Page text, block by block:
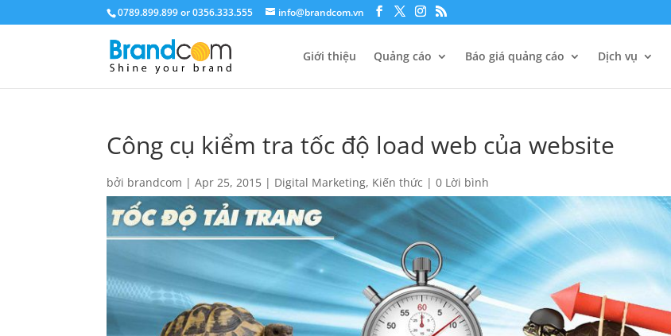
0789.899.899 or 0356.333.555 info@brandcom.vn
Giới thiệu Quảng cáo Báo giá quảng cáo Dịch vụ
Công cụ kiểm tra tốc độ load web của website
bởi brandcom |Apr 25, 2015 | Digital Marketing, Kiến thức |0 Lời bình